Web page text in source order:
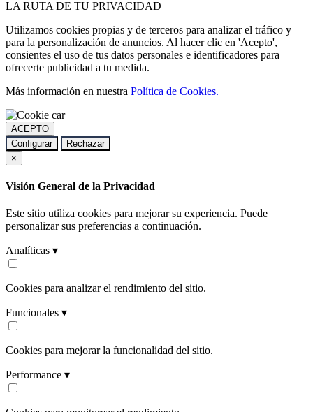
LA RUTA DE TU PRIVACIDAD
Utilizamos cookies propias y de terceros para analizar el tráfico y
para la personalización de anuncios. Al hacer clic en 'Acepto',
consientes el uso de tus datos personales e identificadores para
ofrecerte publicidad a tu medida.
Más información en nuestra Política de Cookies.
ACEPTO
Configurar
Rechazar
×
Visión General de la Privacidad
Este sitio utiliza cookies para mejorar su experiencia. Puede
personalizar sus preferencias a continuación.
Analíticas ▾
Cookies para analizar el rendimiento del sitio.
Funcionales ▾
Cookies para mejorar la funcionalidad del sitio.
Performance ▾